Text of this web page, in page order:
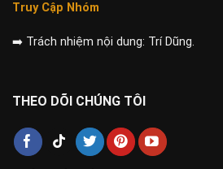
Truy Cập Nhóm
➡️ Trách nhiệm nội dung: Trí Dũng.
THEO DÕI CHÚNG TÔI